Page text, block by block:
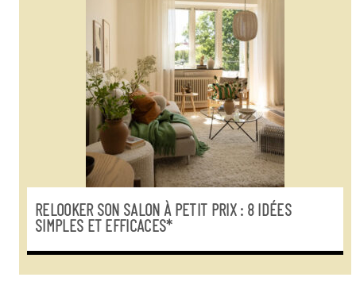
RELOOKER SON SALON À PETIT PRIX : 8 IDÉES
SIMPLES ET EFFICACES*